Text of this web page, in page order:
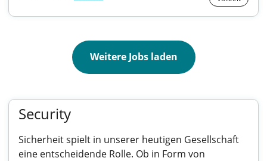
Weitere Jobs laden
Security
Sicherheit spielt in unserer heutigen Gesellschaft
eine entscheidende Rolle. Ob in Form von